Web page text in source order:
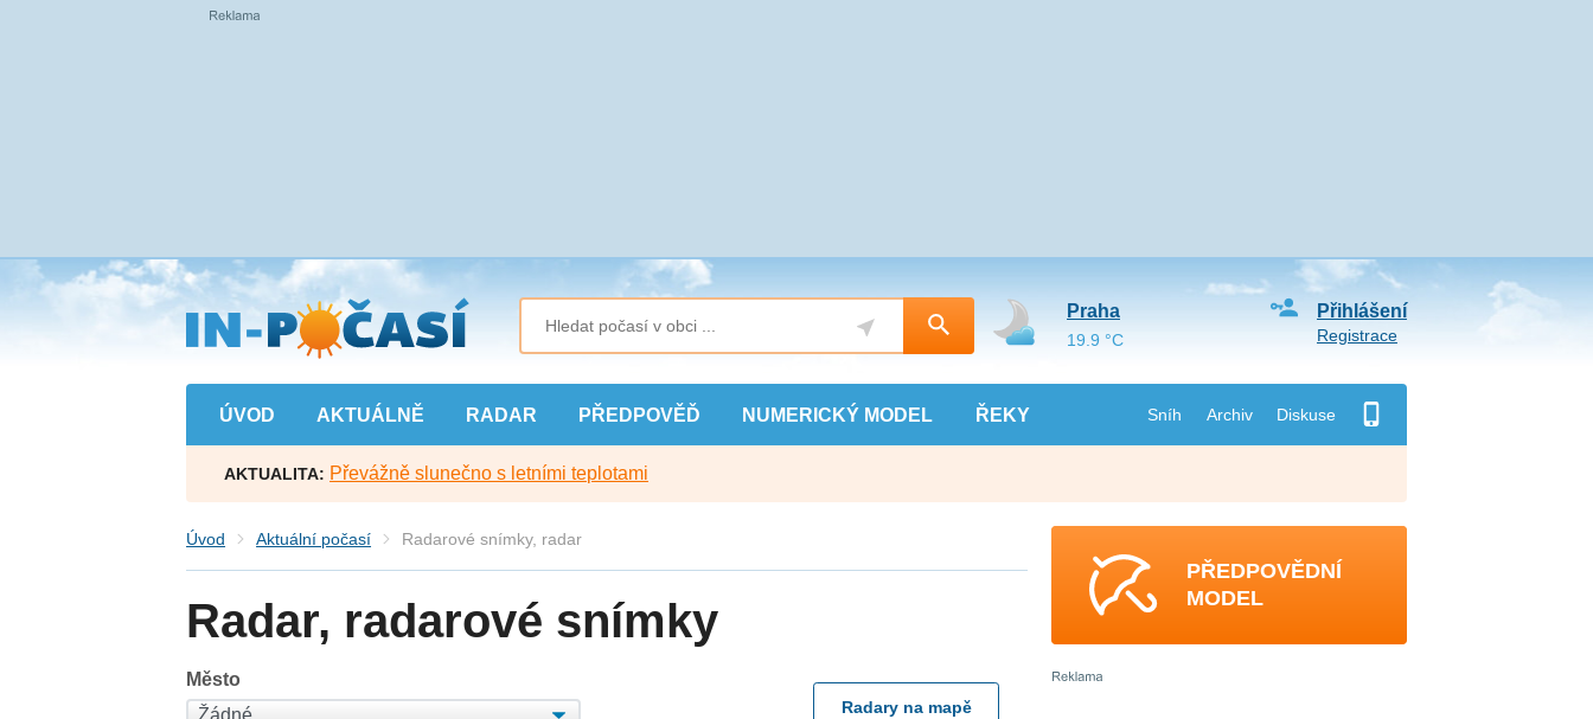
Přejít
na
hlavní
obsah
ÚVOD AKTUÁLNĚ RADAR PŘEDPOVĚĎ NUMERICKÝ MODEL ŘEKY Sníh Archiv Diskuse
Přihlášení
Registrace
Praha
19.9 °C
AKTUALITA: Převážně slunečno s letními teplotami
Úvod Aktuální počasí Radarové snímky, radar
Radar, radarové snímky
Město
Radary na mapě
PŘEDPOVĚDNÍ
MODEL